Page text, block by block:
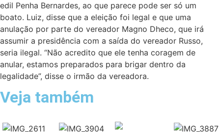
edil Penha Bernardes, ao que parece pode ser só um
boato. Luiz, disse que a eleição foi legal e que uma
anulação por parte do vereador Magno Dheco, que irá
assumir a presidência com a saída do vereador Russo,
seria ilegal. “Não acredito que ele tenha coragem de
anular, estamos preparados para brigar dentro da
legalidade”, disse o irmão da vereadora.
Veja também